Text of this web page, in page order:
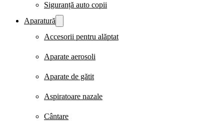
Siguranță auto copii
Aparatură
Accesorii pentru alăptat
Aparate aerosoli
Aparate de gătit
Aspiratoare nazale
Cântare